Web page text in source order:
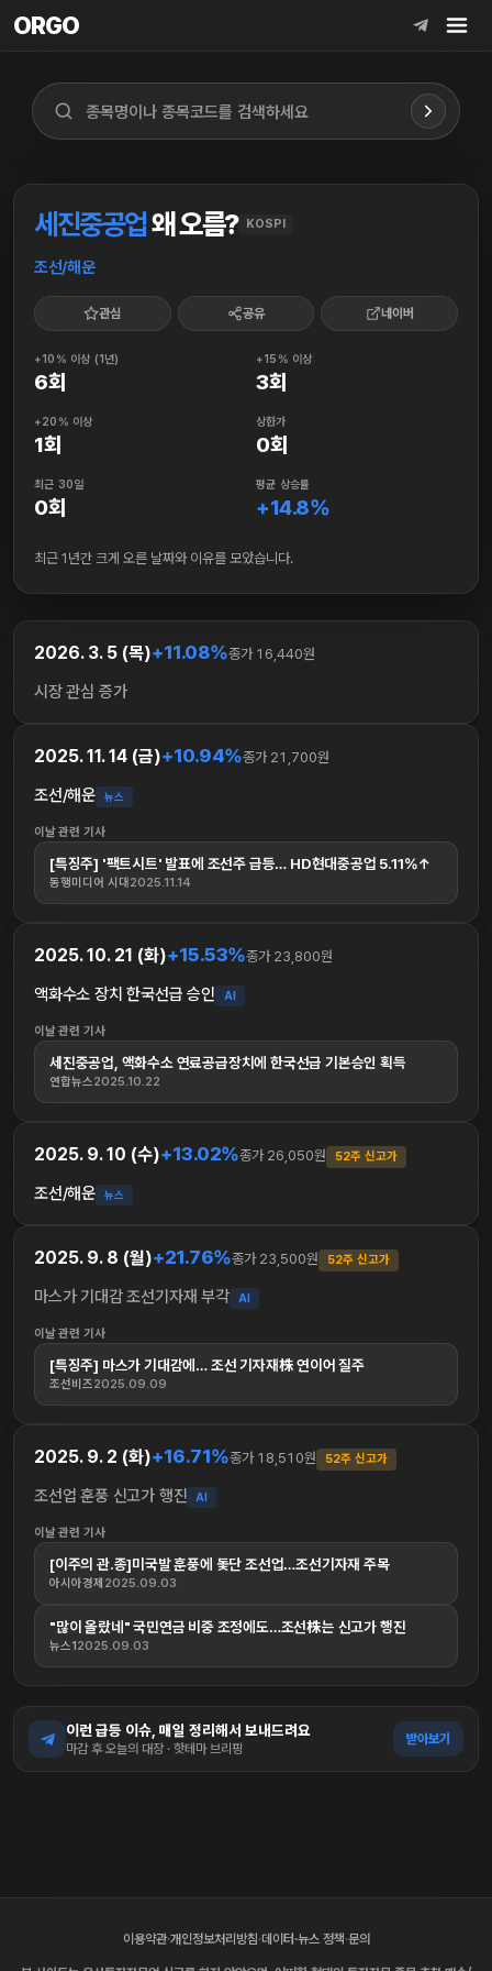
ORGO
ORGO
세진중공업왜 오름? KOSPI
조선/해운
관심 공유 네이버
+10% 이상 (1년)
6회
+15% 이상
3회
+20% 이상
1회
상한가
0회
최근 30일
0회
평균 상승률
+14.8%
최근 1년간 크게 오른 날짜와 이유를 모았습니다.
2026. 3. 5 (목)+11.08%종가 16,440원
시장 관심 증가
2025. 11. 14 (금)+10.94%종가 21,700원
조선/해운 뉴스
이날 관련 기사
[특징주] '팩트시트' 발표에 조선주 급등… HD현대중공업 5.11%↑
동행미디어 시대 2025.11.14
2025. 10. 21 (화)+15.53%종가 23,800원
액화수소 장치 한국선급 승인 AI
이날 관련 기사
세진중공업, 액화수소 연료공급장치에 한국선급 기본승인 획득
연합뉴스2025.10.22
2025. 9. 10 (수)+13.02%종가 26,050원 52주 신고가
조선/해운 뉴스
2025. 9. 8 (월)+21.76%종가 23,500원 52주 신고가
마스가 기대감 조선기자재 부각 AI
이날 관련 기사
[특징주] 마스가 기대감에… 조선 기자재株 연이어 질주
조선비즈2025.09.09
2025. 9. 2 (화)+16.71%종가 18,510원 52주 신고가
조선업 훈풍 신고가 행진 AI
이날 관련 기사
[이주의 관.종]미국발 훈풍에 돛단 조선업…조선기자재 주목
아시아경제 2025.09.03
"많이 올랐네" 국민연금 비중 조정에도…조선株는 신고가 행진
뉴스12025.09.03
이런 급등 이슈, 매일 정리해서 보내드려요
마감 후 오늘의 대장 · 핫테마 브리핑
받아보기
이용약관·개인정보처리방침·데이터·뉴스 정책·문의